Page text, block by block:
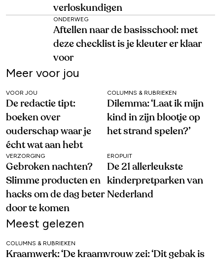
verloskundigen
ONDERWEG
Aftellen naar de basisschool: met
deze checklist is je kleuter er klaar
voor
Meer voor jou
VOOR JOU
De redactie tipt:
boeken over
ouderschap waar je
écht wat aan hebt
COLUMNS & RUBRIEKEN
Dilemma: ‘Laat ik mijn
kind in zijn blootje op
het strand spelen?’
VERZORGING
Gebroken nachten?
Slimme producten en
hacks om de dag beter
door te komen
EROPUIT
De 21 allerleukste
kinderpretparken van
Nederland
Meest gelezen
COLUMNS & RUBRIEKEN
Kraamwerk: ‘De kraamvrouw zei: ‘Dit gebak is